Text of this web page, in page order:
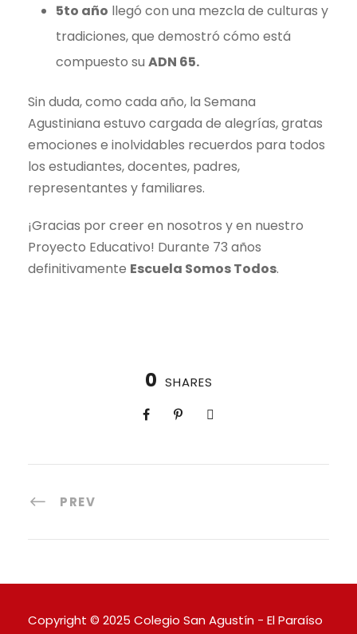
5to año llegó con una mezcla de culturas y
tradiciones, que demostró cómo está
compuesto su ADN 65.
Sin duda, como cada año, la Semana
Agustiniana estuvo cargada de alegrías, gratas
emociones e inolvidables recuerdos para todos
los estudiantes, docentes, padres,
representantes y familiares.
¡Gracias por creer en nosotros y en nuestro
Proyecto Educativo! Durante 73 años
definitivamente Escuela Somos Todos.
0 SHARES
PREV
Copyright © 2025 Colegio San Agustín - El Paraíso